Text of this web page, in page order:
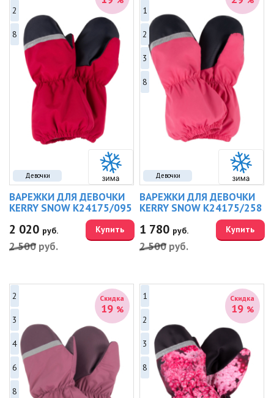
Девочки
2
8
ВАРЕЖКИ ДЛЯ ДЕВОЧКИ
KERRY SNOW K24175/095
2 020 руб.
2 500 руб.
Купить
Девочки
1
2
3
8
ВАРЕЖКИ ДЛЯ ДЕВОЧКИ
KERRY SNOW K24175/258
1 780 руб.
2 500 руб.
Купить
Скидка
19 %
2
3
4
6
8
Скидка
19 %
1
2
3
8